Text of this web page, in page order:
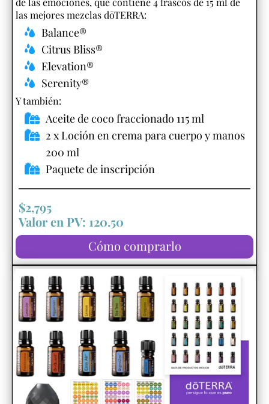
las mejores mezclas dōTERRA:
Balance®
Citrus Bliss®
Elevation®
Serenity®
Y también:​
Aceite de coco fraccionado 115 ml
2 x Loción en crema para cuerpo y manos
200 ml
Paquete de inscripción
$2,795
Valor en PV: 120.50
Cómo comprarlo